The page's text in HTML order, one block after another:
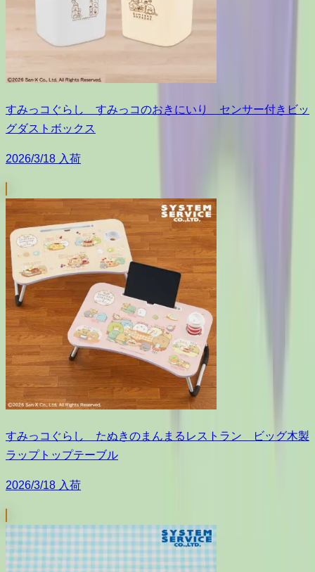
すみっコぐらし すみっコのおきにいり センサー付きビッ
グダストボックス
2026/3/18 入荷
すみっコぐらし たぬきのまんまるレストラン ビッグ木製
ラップトップテーブル
2026/3/18 入荷